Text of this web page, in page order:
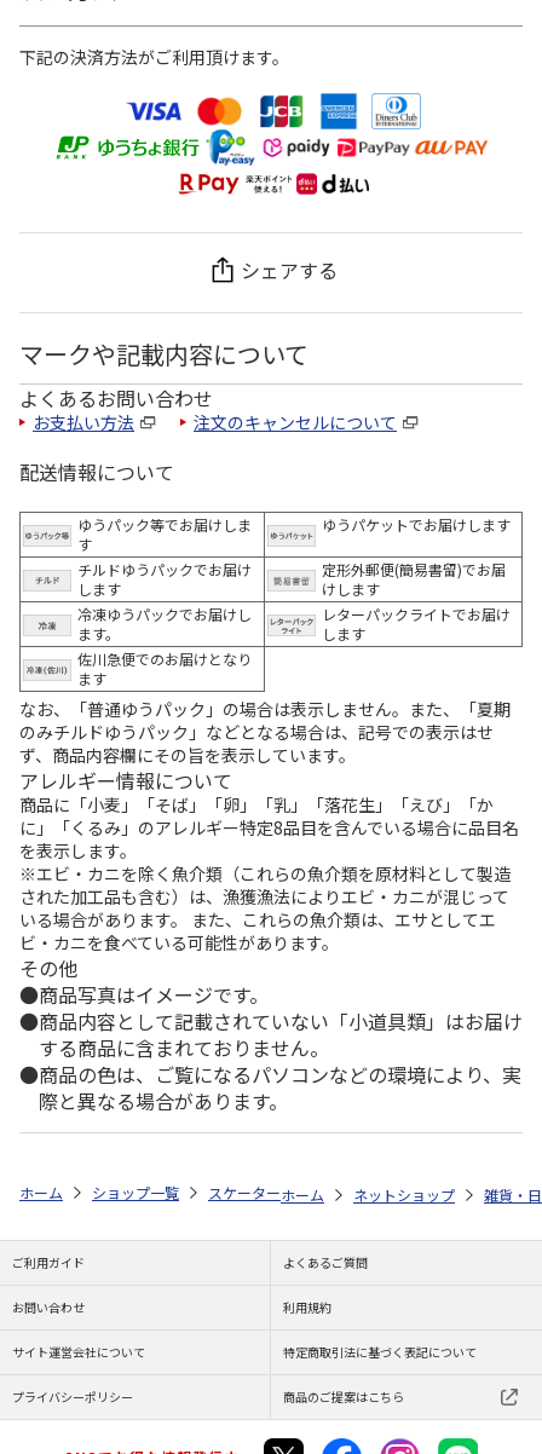
下記の決済方法がご利用頂けます。
シェアする
マークや記載内容について
よくあるお問い合わせ
お支払い方法 注文のキャンセルについて
配送情報について
ゆうパック等でお届けしま
す
ゆうパケットでお届けします
チルドゆうパックでお届け
します
定形外郵便(簡易書留)でお届
けします
冷凍ゆうパックでお届けし
ます。
レターパックライトでお届け
します
佐川急便でのお届けとなり
ます
なお、「普通ゆうパック」の場合は表示しません。また、「夏期
のみチルドゆうパック」などとなる場合は、記号での表示はせ
ず、商品内容欄にその旨を表示しています。
アレルギー情報について
商品に「小麦」「そば」「卵」「乳」「落花生」「えび」「か
に」「くるみ」のアレルギー特定8品目を含んでいる場合に品目名
を表示します。
※エビ・カニを除く魚介類（これらの魚介類を原材料として製造
された加工品も含む）は、漁獲漁法によりエビ・カニが混じって
いる場合があります。 また、これらの魚介類は、エサとしてエ
ビ・カニを食べている可能性があります。
その他
商品写真はイメージです。
商品内容として記載されていない「小道具類」はお届け
する商品に含まれておりません。
商品の色は、ご覧になるパソコンなどの環境により、実
際と異なる場合があります。
ホーム ショップ一覧 スケーター 六角ブローボトル 350ml miffy
ホーム ネットショップ 雑貨・
ご利用ガイド よくあるご質問
お問い合わせ 利用規約
サイト運営会社について 特定商取引法に基づく表記について
プライバシーポリシー 商品のご提案はこちら